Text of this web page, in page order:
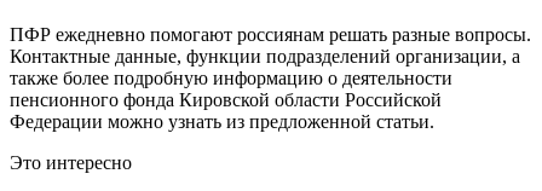
ПФР ежедневно помогают россиянам решать разные вопросы.
Контактные данные, функции подразделений организации, а
также более подробную информацию о деятельности
пенсионного фонда Кировской области Российской
Федерации можно узнать из предложенной статьи.
Это интересно